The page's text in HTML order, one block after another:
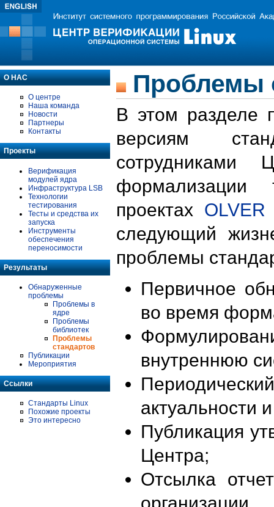
О НАС
О центре
Наша команда
Новости
Партнеры
Контакты
Проекты
Верификация
модулей ядра
Инфраструктура LSB
Технологии
тестирования
Тесты и средства их
запуска
Инструменты
обеспечения
переносимости
Результаты
Обнаруженные
проблемы
Проблемы в
ядре
Проблемы
библиотек
Проблемы
стандартов
Публикации
Мероприятия
Ссылки
Стандарты Linux
Похожие проекты
Это интересно
Проблемы
В этом разделе
версиям
формализации
проектах OLVER
следующий
проблемы
Первичное
во время
внутреннюю
актуальности
Публикация
Центра;
Отсылка